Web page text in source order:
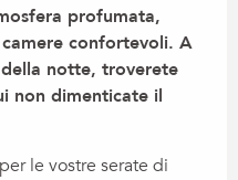
profumata,
confortevoli. A
notte, troverete
non dimenticate il
le vostre serate di